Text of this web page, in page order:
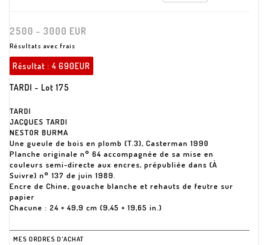
2500 - 3000 EUR
Résultats avec frais
Résultat :4 690EUR
TARDI - Lot 175
TARDI
JACQUES TARDI
NESTOR BURMA
Une gueule de bois en plomb (T.3), Casterman 1990
Planche originale n° 64 accompagnée de sa mise en
couleurs semi-directe aux encres, prépubliée dans (À
Suivre) n° 137 de juin 1989.
Encre de Chine, gouache blanche et rehauts de feutre sur
papier
Chacune : 24 × 49,9 cm (9,45 × 19,65 in.)
MES ORDRES D'ACHAT